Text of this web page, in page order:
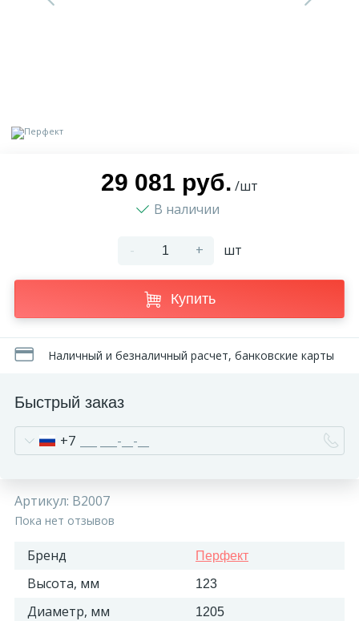
29 081 руб. /шт
В наличии
- + шт
Купить
Наличный и безналичный расчет, банковские карты
Быстрый заказ
+7
Артикул: B2007
Пока нет отзывов
Бренд Перфект
Высота, мм 123
Диаметр, мм 1205
Блог
Документы
Сотрудничество
Полуколонна
Составные части